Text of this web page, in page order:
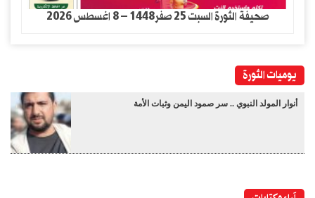
صحيفة الثورة السبت 25 صفر1448 – 8 اغسطس 2026
يوميات الثورة
أنوار المولد النبوي .. سر صمود اليمن وثبات الأمة